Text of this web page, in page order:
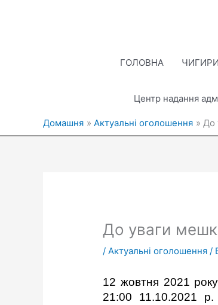
ГОЛОВНА
Центр надання
Домашня Актуальні оголошення До
До уваги
/Актуальні оголошення /
12 жовтня 2021
21:00 11.10.2021 р.